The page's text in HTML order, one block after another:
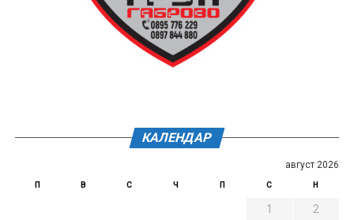
КАЛЕНДАР
август 2026
П В С Ч П С Н
1
2